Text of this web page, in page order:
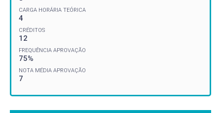
CARGA HORÁRIA TEÓRICA
4
CRÉDITOS
12
FREQUÊNCIA APROVAÇÃO
75%
NOTA MÉDIA APROVAÇÃO
7